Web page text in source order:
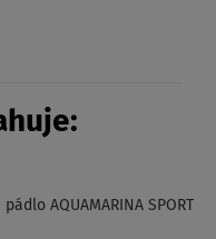
AQUAMARINA SPORT